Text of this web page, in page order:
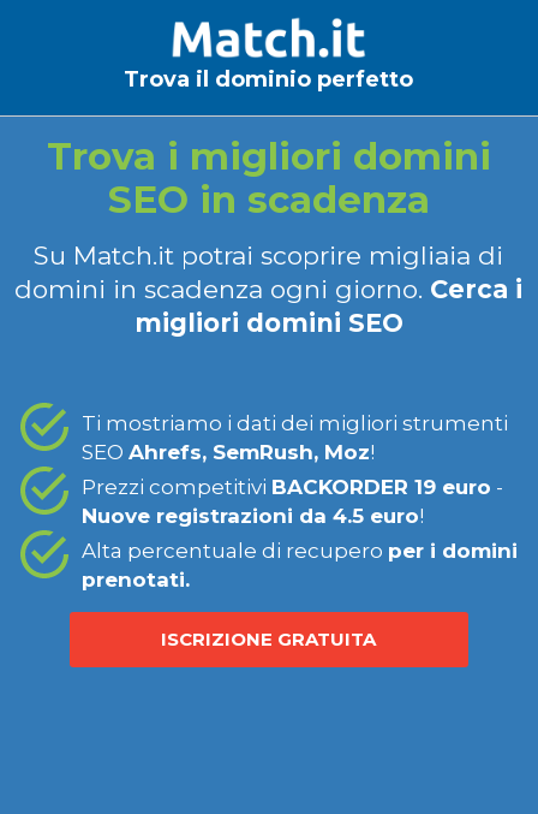
Trova il dominio perfetto
Trova i migliori domini
SEO in scadenza
Su Match.it potrai scoprire migliaia di
domini in scadenza ogni giorno. Cerca i
migliori domini SEO
Ti mostriamo i dati dei migliori strumenti
SEO Ahrefs, SemRush, Moz!
Prezzi competitivi BACKORDER 19 euro -
Nuove registrazioni da 4.5 euro!
Alta percentuale di recupero per i domini
prenotati.
ISCRIZIONE GRATUITA